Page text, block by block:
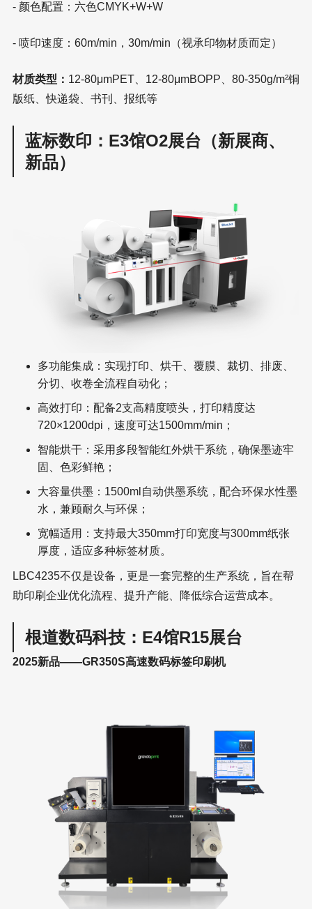
- 颜色配置：六色CMYK+W+W
- 喷印速度：60m/min，30m/min（视承印物材质而定）
材质类型： 12-80μmPET、12-80μmBOPP、80-350g/m²铜
版纸、快递袋、书刊、报纸等
蓝标数印：E3馆O2展台（新展商、
新品）
多功能集成：实现打印、烘干、覆膜、裁切、排废、
分切、收卷全流程自动化；
高效打印：配备2支高精度喷头，打印精度达
720×1200dpi，速度可达1500mm/min；
智能烘干：采用多段智能红外烘干系统，确保墨迹牢
固、色彩鲜艳；
大容量供墨：1500ml自动供墨系统，配合环保水性墨
水，兼顾耐久与环保；
宽幅适用：支持最大350mm打印宽度与300mm纸张
厚度，适应多种标签材质。
LBC4235不仅是设备，更是一套完整的生产系统，旨在帮
助印刷企业优化流程、提升产能、降低综合运营成本。
根道数码科技：E4馆R15展台
2025新品——GR350S高速数码标签印刷机